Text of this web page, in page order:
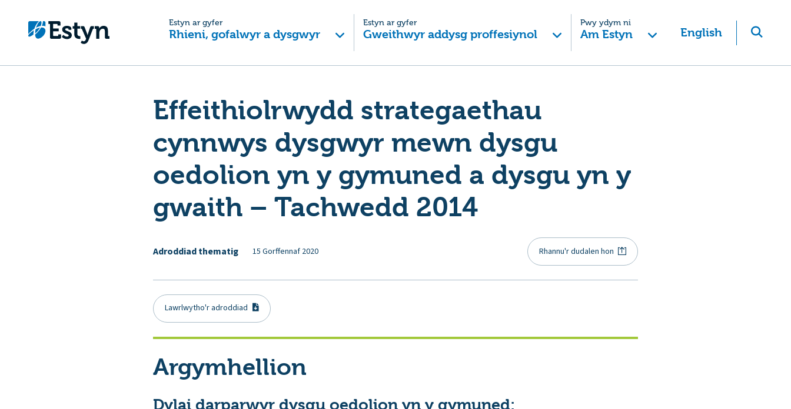
Estyn ar gyfer
Rhieni, gofalwyr a dysgwyr
Estyn ar gyfer
Gweithwyr addysg proffesiynol
Pwy ydym ni
Am Estyn English
Effeithiolrwydd strategaethau
cynnwys dysgwyr mewn dysgu
oedolion yn y gymuned a dysgu yn y
gwaith – Tachwedd 2014
Adroddiad thematig 15 Gorffennaf 2020 Rhannu'r dudalen hon
Lawrlwytho'r adroddiad
Argymhellion
Dylai darparwyr dysgu oedolion yn y gymuned: